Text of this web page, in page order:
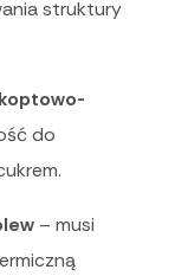
struktury
do
– musi